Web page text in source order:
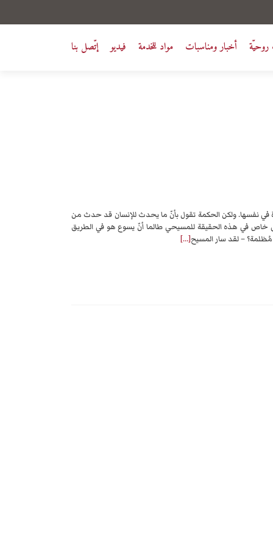
إتّصل بنا فيديو مواد للخدمة أخبار ومناسبات
في نفسها. ولكن الحكمة تقول بأنّ ما يحدث للإنسان قد حدث من
في هذه الحقيقة للمسيحي طالما أنّ يسوع هو في الطريق
مُظلمة؟ – لقد سار المسيح[…]